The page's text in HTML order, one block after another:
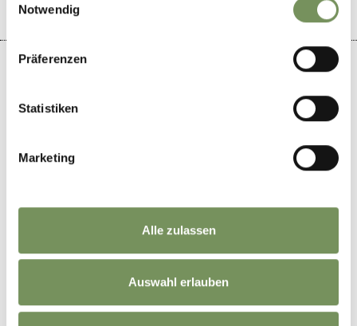
Notwendig
Präferenzen
Statistiken
Marketing
Alle zulassen
Auswahl erlauben